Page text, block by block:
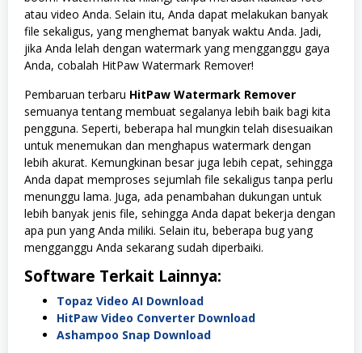
atau video Anda. Selain itu, Anda dapat melakukan banyak
file sekaligus, yang menghemat banyak waktu Anda. Jadi,
jika Anda lelah dengan watermark yang mengganggu gaya
Anda, cobalah HitPaw Watermark Remover!
Pembaruan terbaru HitPaw Watermark Remover
semuanya tentang membuat segalanya lebih baik bagi kita
pengguna. Seperti, beberapa hal mungkin telah disesuaikan
untuk menemukan dan menghapus watermark dengan
lebih akurat. Kemungkinan besar juga lebih cepat, sehingga
Anda dapat memproses sejumlah file sekaligus tanpa perlu
menunggu lama. Juga, ada penambahan dukungan untuk
lebih banyak jenis file, sehingga Anda dapat bekerja dengan
apa pun yang Anda miliki. Selain itu, beberapa bug yang
mengganggu Anda sekarang sudah diperbaiki.
Software Terkait Lainnya:
Topaz Video AI Download
HitPaw Video Converter Download
Ashampoo Snap Download